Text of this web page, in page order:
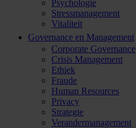
Psychologie
Stressmanagement
Vitaliteit
Governance en Management
Corporate Governance
Crisis Management
Ethiek
Fraude
Human Resources
Privacy
Strategie
Verandermanagement